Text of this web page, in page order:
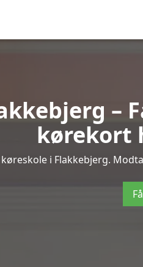
kørekort
køreskole i Flakkebjerg.